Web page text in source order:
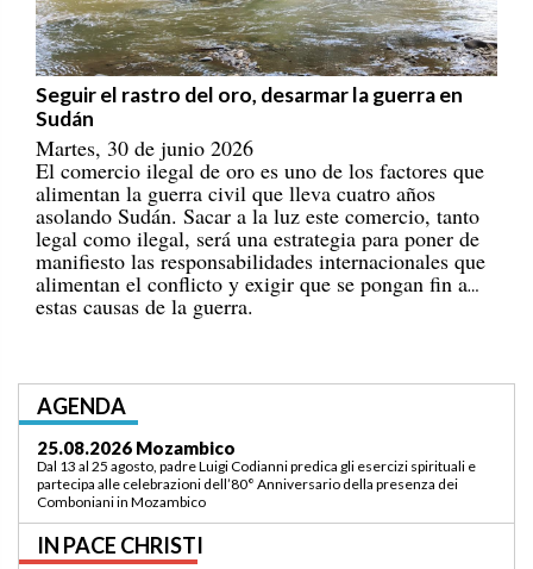
Seguir el rastro del oro, desarmar la guerra en
Sudán
Martes, 30 de junio 2026
El comercio ilegal de oro es uno de los factores que
alimentan la guerra civil que lleva cuatro años
asolando Sudán. Sacar a la luz este comercio, tanto
legal como ilegal, será una estrategia para poner de
manifiesto las responsabilidades internacionales que
alimentan el conflicto y exigir que se pongan fin a
estas causas de la guerra.
AGENDA
03.09.2026 Lomé/Togo
Padre Luigi Codianni e padre Elias Sindjalim partecipano dal 26 agosto al 3
settembre all’incontro della commissione ASCAF sulla riorganizzazione
della regione a Lomé/Togo
IN PACE CHRISTI